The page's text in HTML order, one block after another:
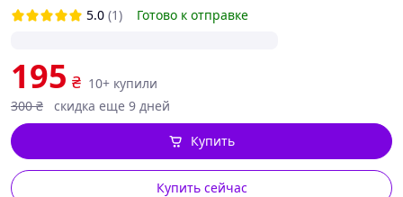
5.0 (1) Готово к отправке
195 ₴ 10+ купили
300 ₴ скидка еще 9 дней
Купить сейчас
Купить